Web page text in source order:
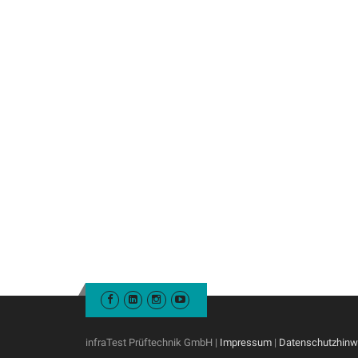
infraTest Prüftechnik GmbH | Impressum |